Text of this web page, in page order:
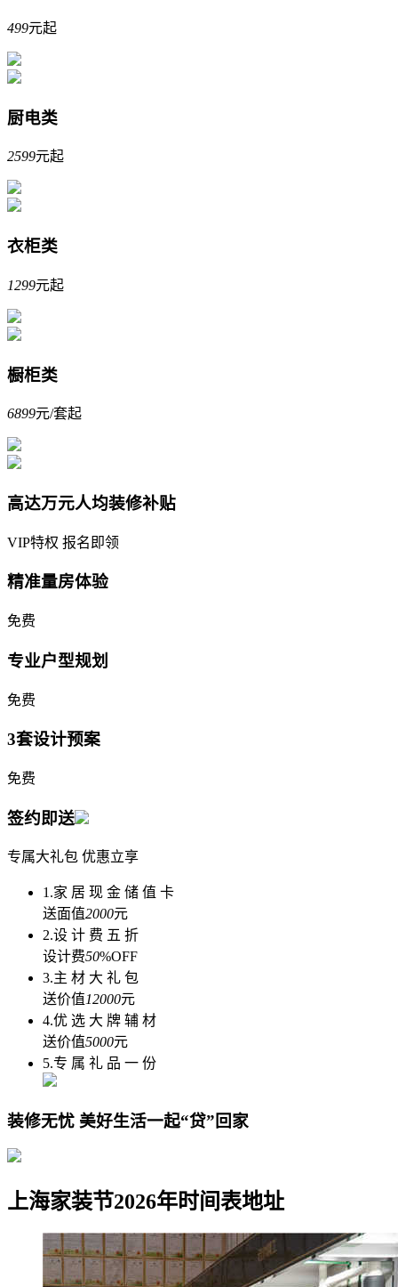
499元起
厨电类
2599元起
衣柜类
1299元起
橱柜类
6899元/套起
高达万元人均装修补贴
VIP特权 报名即领
精准量房体验
免费
专业户型规划
免费
3套设计预案
免费
签约即送
专属大礼包 优惠立享
1.家 居 现 金 储 值 卡
送面值2000元
2.设 计 费 五 折
设计费50%OFF
3.主 材 大 礼 包
送价值12000元
4.优 选 大 牌 辅 材
送价值5000元
5.专 属 礼 品 一 份
装修无忧 美好生活一起“贷”回家
上海家装节2026年时间表地址